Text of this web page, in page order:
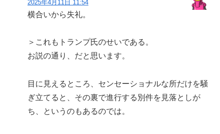
2025年4月11日 11:54
横合いから失礼。
＞これもトランプ氏のせいである。
お説の通り、だと思います。
目に見えるところ、センセーショナルな所だけを騒
ぎ立てると、その裏で進行する別件を見落としが
ち、というのもあるのでは。